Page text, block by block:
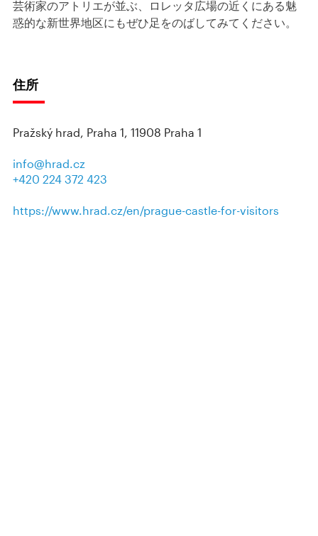
芸術家のアトリエが並ぶ、ロレッタ広場の近くにある魅
惑的な新世界地区にもぜひ足をのばしてみてください。
住所
Pražský hrad, Praha 1, 11908 Praha 1
info@hrad.cz
+420 224 372 423
https://www.hrad.cz/en/prague-castle-for-visitors